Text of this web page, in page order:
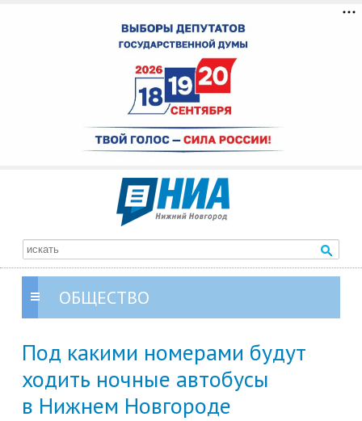
ОБЩЕСТВО
Под какими номерами будут
ходить ночные автобусы
в Нижнем Новгороде